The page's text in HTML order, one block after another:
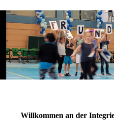
Willkommen an der